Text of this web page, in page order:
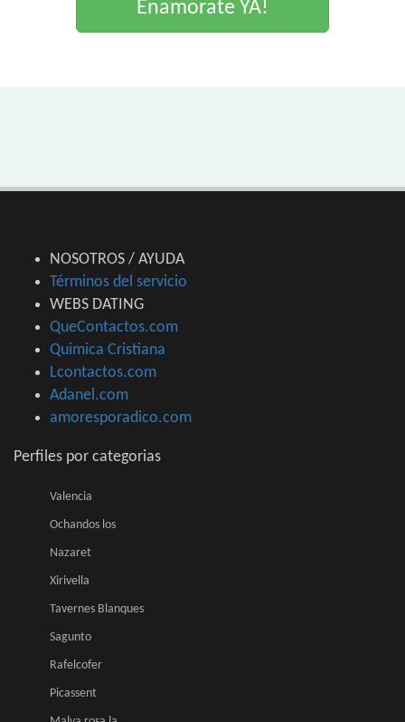
Enamorate YA!
NOSOTROS / AYUDA
Términos del servicio
WEBS DATING
QueContactos.com
Quimica Cristiana
Lcontactos.com
Adanel.com
amoresporadico.com
Perfiles por categorias
Valencia
Ochandos los
Nazaret
Xirivella
Tavernes Blanques
Sagunto
Rafelcofer
Picassent